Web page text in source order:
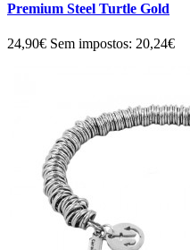
Premium Steel Turtle Gold
24,90€ Sem impostos: 20,24€